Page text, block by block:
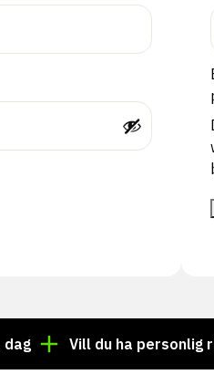
Vill du ha personlig